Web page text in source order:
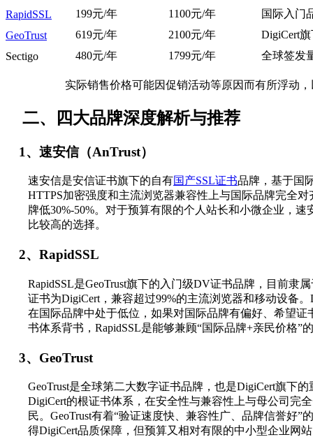
RapidSSL 199元/年 1100元/年
国际入门
GeoTrust
619元/年 2100元/年
DigiCert
Sectigo
480元/年 1799元/年 全球签发
实际销售价格可能因促销活动等原因而有所浮动，
二、四大品牌深度解析与推荐
1、速安信（AnTrust）
速安信是安信证书旗下的自有国产SSL证书品牌，基于国
HTTPS加密强度和主流浏览器兼容性上与国际品牌完全
牌低30%‑50%。对于预算有限的个人站长和小微企业，
比较高的选择。
2、RapidSSL
RapidSSL是GeoTrust旗下的入门级DV证书品牌，目前隶
证书为DigiCert，兼容超过99%的主流浏览器和移动设备
在国际品牌中处于低位，如果对国际品牌有偏好、希望证
书体系背书，RapidSSL是能够兼顾“国际品牌+亲民价格”
3、GeoTrust
GeoTrust是全球第二大数字证书品牌，也是DigiCert旗下
DigiCert的根证书体系，在安全性与兼容性上与母公司完
民。GeoTrust有着“验证速度快、兼容性广、品牌信誉好”
得DigiCert品质保障，但预算又相对有限的中小型企业网